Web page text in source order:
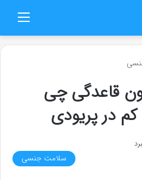
قاعدگی چی
در پریودی
سلامت جنسی